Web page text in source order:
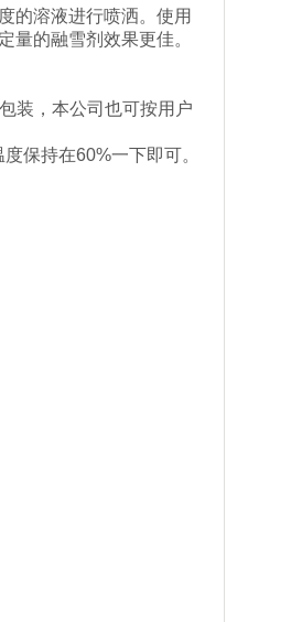
的溶液进行喷洒。使用
量的融雪剂效果更佳。
装，本公司也可按用户
保持在60%一下即可。